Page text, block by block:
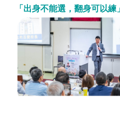
「出身不能選，翻身可以